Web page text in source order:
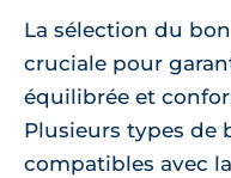
La sélection du
cruciale pour
équilibrée et
Plusieurs types de
compatibles avec